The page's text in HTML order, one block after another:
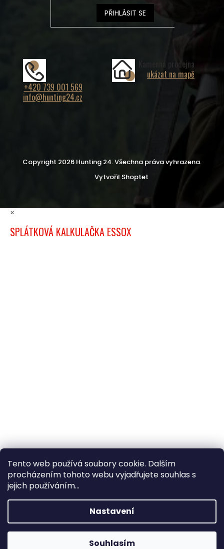
Tento web používá soubory cookie. Dalším
procházením tohoto webu vyjadřujete souhlas s
jejich používáním...
Nastavení
Souhlasím
PŘIHLÁSIT SE
+420 739 001 569
info@hunting24.cz
Kamenná prodejna
ukázat na mapě
Vytvořil Shoptet
Copyright 2026 Hunting 24. Všechna práva vyhrazena.
×
SPLÁTKOVÁ KALKULAČKA ESSOX
×
Hledáte nejvýhodnější cenu? Získáte jí
pomocíregistrace